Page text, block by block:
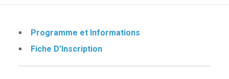
Programme et Informations
Fiche D’Inscription